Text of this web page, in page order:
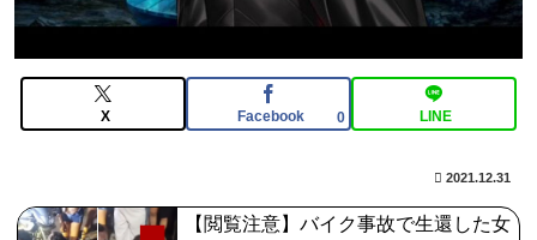
【画像】どのくノ一を快楽責めしたいｗｗｗｗｗ
【FGO】低レア強化はニッチな需要満たしていけ
X Facebook 0 LINE
2021.12.31
【閲覧注意】バイク事故で生還した女